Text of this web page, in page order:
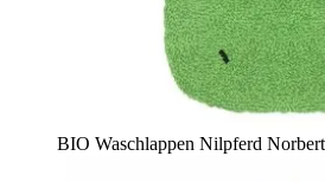
BIO Waschlappen Nilpferd